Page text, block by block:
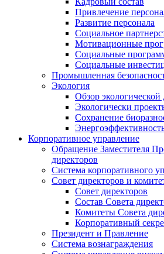
Привлечение
Развитие персонала
Социальное
Мотивационные
Социальные
Социальные
Промышленная
Экология
Обзор экологической
Экологически
Сохранение
Корпоративное управление
Обращение Заместителя
директоров
Система корпоративного
Совет директоров и
Совет директоров
Состав Совета
Комитеты Совета
Корпоративный
Президент и Правление
Система вознаграждения